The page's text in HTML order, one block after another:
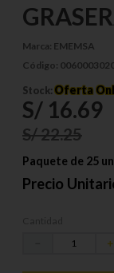
Marca: EMEMSA
Código:
Stock: Oferta
S/ 16.69
S/22.25
Paquete de 25
Precio
＋